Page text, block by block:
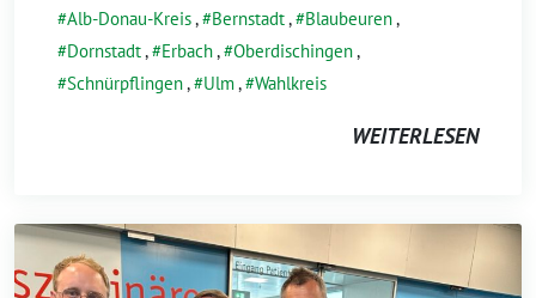
Alb-Donau-Kreis, Bernstadt, Blaubeuren,
Dornstadt, Erbach, Oberdischingen,
Schnürpflingen, Ulm, Wahlkreis
WEITERLESEN